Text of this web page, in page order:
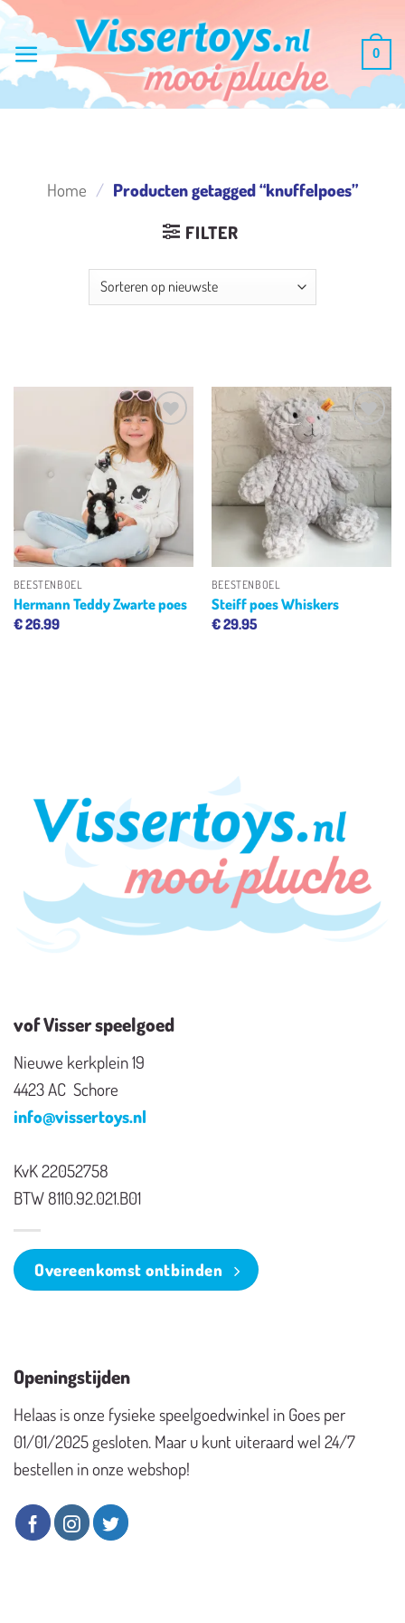
Ga
inhoud
0
Home / Producten getagged “knuffelpoes”
FILTER
Toevoegen
aan
verlanglijst
BEESTENBOEL
Hermann Teddy Zwarte poes
€26.99
Toevoegen
aan
verlanglijst
BEESTENBOEL
Steiff poes Whiskers
€29.95
vof Visser speelgoed
Nieuwe kerkplein 19
4423 AC Schore
info@vissertoys.nl
KvK 22052758
BTW 8110.92.021.B01
Overeenkomst ontbinden
Openingstijden
Helaas is onze fysieke speelgoedwinkel in Goes per
01/01/2025 gesloten. Maar u kunt uiteraard wel 24/7
bestellen in onze webshop!